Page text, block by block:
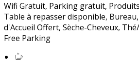
Wifi Gratuit, Parking gratuit,
Table à repasser disponible, Bureau,
d'Accueil Offert, Sèche-Cheveux,
Free Parking